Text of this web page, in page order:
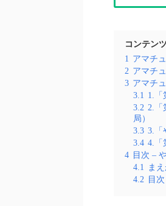
コンテンツ
1 アマチ
2 アマチ
3 アマチ
3.1 1.「
3.2 2.「
局）
3.3 3.「
3.4 4.「
4 目次 –
4.1
ま
4.2 目次